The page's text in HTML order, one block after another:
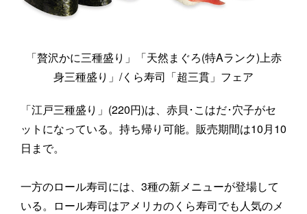
「贅沢かに三種盛り」「天然まぐろ(特Aランク)上赤
身三種盛り」/くら寿司「超三貫」フェア
「江戸三種盛り」(220円)は、赤貝･こはだ･穴子がセ
ットになっている。持ち帰り可能。販売期間は10月10
日まで。
一方のロール寿司には、3種の新メニューが登場して
いる。ロール寿司はアメリカのくら寿司でも人気のメ